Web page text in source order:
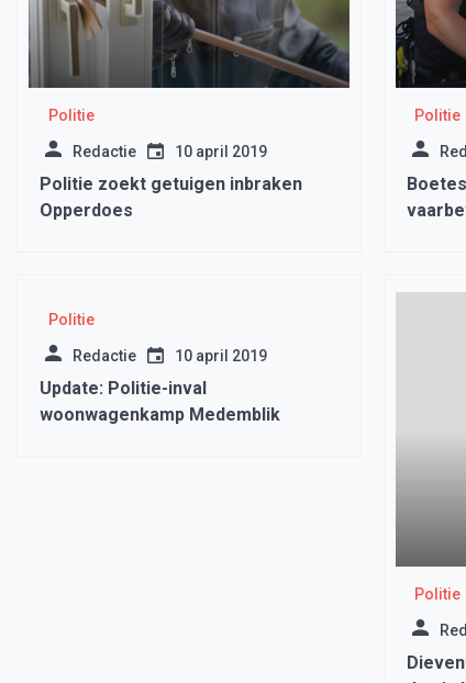
Politie
Redactie 10 april 2019
Politie zoekt getuigen inbraken
Opperdoes
Politie
Politie
Redactie 10 april 2019
Update: Politie-inval
woonwagenkamp Medemblik
Politie